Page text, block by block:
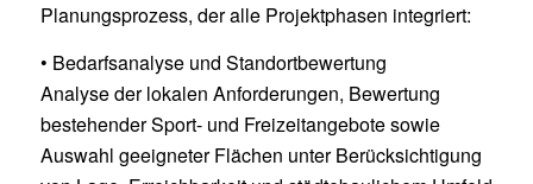
Planungsprozess, der alle Projektphasen integriert:
• Bedarfsanalyse und Standortbewertung
Analyse der lokalen Anforderungen, Bewertung
bestehender Sport- und Freizeitangebote sowie
Auswahl geeigneter Flächen unter Berücksichtigung